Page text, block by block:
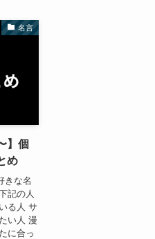
名言
】個
め
きな名
記の人
る人 サ
い人 漫
に合っ